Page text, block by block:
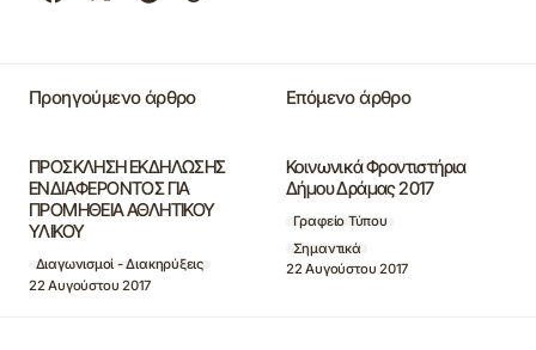
Προηγούμενο άρθρο
ΠΡΟΣΚΛΗΣΗ ΕΚΔΗΛΩΣΗΣ
ΕΝΔΙΑΦΕΡΟΝΤΟΣ ΓΙΑ
ΠΡΟΜΗΘΕΙΑ ΑΘΛΗΤΙΚΟΥ
ΥΛΙΚΟΥ
Διαγωνισμοί - Διακηρύξεις
22 Αυγούστου 2017
Επόμενο άρθρο
Κοινωνικά Φροντιστήρια
Δήμου Δράμας 2017
Γραφείο Τύπου
Σημαντικά
22 Αυγούστου 2017